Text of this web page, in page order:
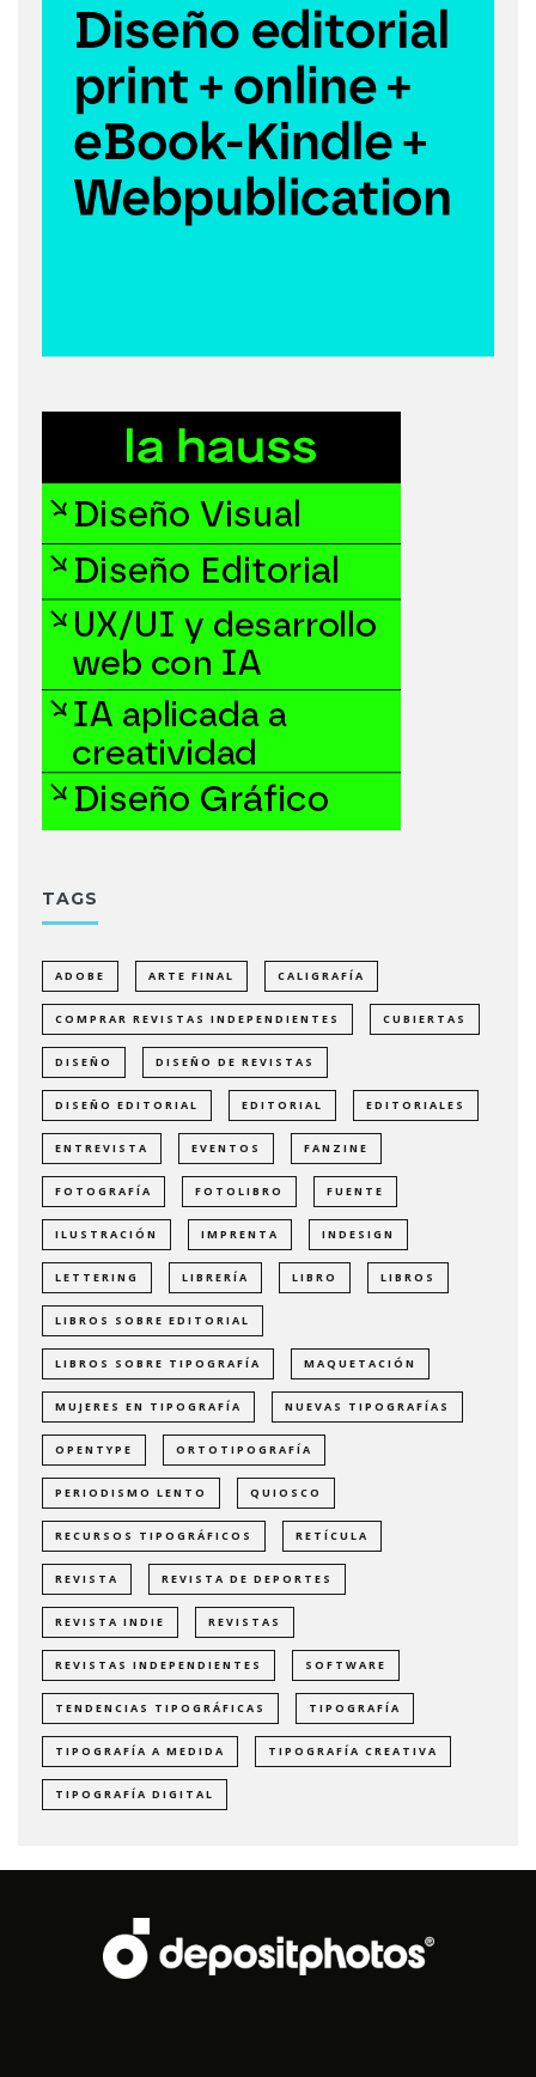
TAGS
ADOBE ARTE FINAL CALIGRAFÍA
COMPRAR REVISTAS INDEPENDIENTES CUBIERTAS
DISEÑO DISEÑO DE REVISTAS
DISEÑO EDITORIAL EDITORIAL EDITORIALES
ENTREVISTA EVENTOS FANZINE
FOTOGRAFÍA FOTOLIBRO FUENTE
ILUSTRACIÓN IMPRENTA INDESIGN
LETTERING LIBRERÍA LIBRO LIBROS
LIBROS SOBRE EDITORIAL
LIBROS SOBRE TIPOGRAFÍA MAQUETACIÓN
MUJERES EN TIPOGRAFÍA NUEVAS TIPOGRAFÍAS
OPENTYPE ORTOTIPOGRAFÍA
PERIODISMO LENTO QUIOSCO
RECURSOS TIPOGRÁFICOS RETÍCULA
REVISTA REVISTA DE DEPORTES
REVISTA INDIE REVISTAS
REVISTAS INDEPENDIENTES SOFTWARE
TENDENCIAS TIPOGRÁFICAS TIPOGRAFÍA
TIPOGRAFÍA A MEDIDA TIPOGRAFÍA CREATIVA
TIPOGRAFÍA DIGITAL